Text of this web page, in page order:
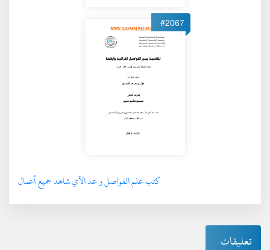
#2067
كتب علم الفواصل و عد الآي شاهد جميع أعمال
تعليقات